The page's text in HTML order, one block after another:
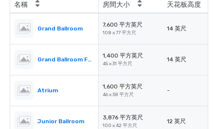
名稱 房間大小 天花板高度
Grand Ballroom
7,600 平方英尺
108 x 77 平方尺
14 英尺
Grand Ballroom Foyer
1,400 平方英尺
45 x 31 平方尺
14 英尺
Atrium
1,600 平方英尺
46 x 38 平方尺
-
Junior Ballroom
3,876 平方英尺
100 x 42 平方尺
12 英尺